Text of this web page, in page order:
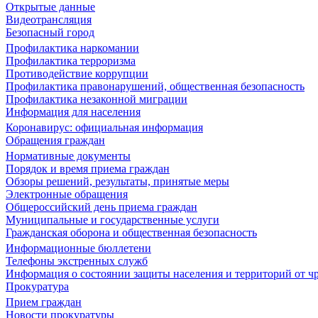
Открытые данные
Видеотрансляция
Безопасный город
Профилактика наркомании
Профилактика терроризма
Противодействие коррупции
Профилактика правонарушений, общественная безопасность
Профилактика незаконной миграции
Информация для населения
Коронавирус: официальная информация
Обращения граждан
Нормативные документы
Порядок и время приема граждан
Обзоры решений, результаты, принятые меры
Электронные обращения
Общероссийский день приема граждан
Муниципальные и государственные услуги
Гражданская оборона и общественная безопасность
Информационные бюллетени
Телефоны экстренных служб
Информация о состоянии защиты населения и территорий от
Прокуратура
Прием граждан
Новости прокуратуры